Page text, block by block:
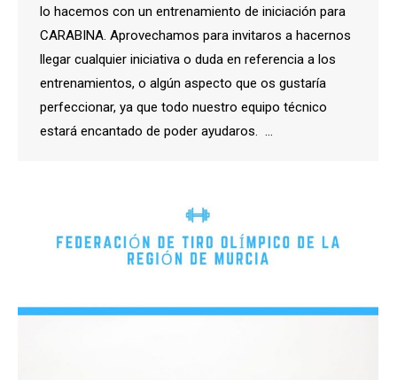
lo hacemos con un entrenamiento de iniciación para
CARABINA. Aprovechamos para invitaros a hacernos
llegar cualquier iniciativa o duda en referencia a los
entrenamientos, o algún aspecto que os gustaría
perfeccionar, ya que todo nuestro equipo técnico
estará encantado de poder ayudaros. …